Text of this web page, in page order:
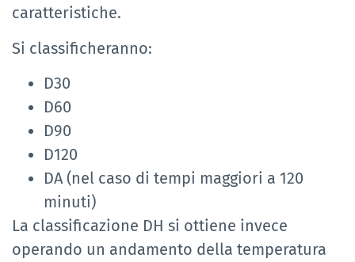
caratteristiche.
Si classificheranno:
D30
D60
D90
D120
DA (nel caso di tempi maggiori a 120
minuti)
La classificazione DH si ottiene invece
operando un andamento della temperatura